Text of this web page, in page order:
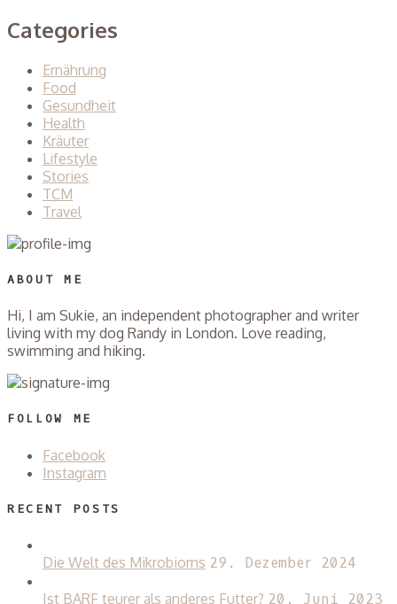
Categories
Ernährung
Food
Gesundheit
Health
Kräuter
Lifestyle
Stories
TCM
Travel
ABOUT ME
Hi, I am Sukie, an independent photographer and writer
living with my dog Randy in London. Love reading,
swimming and hiking.
FOLLOW ME
Facebook
Instagram
RECENT POSTS
Die Welt des Mikrobioms 29. Dezember 2024
Ist BARF teurer als anderes Futter? 20. Juni 2023